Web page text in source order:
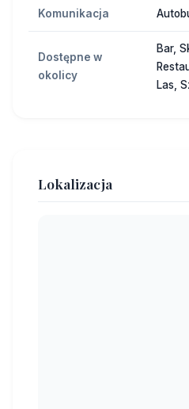
Komunikacja
Dostępne w
okolicy
Bar,
Las,
Lokalizacja